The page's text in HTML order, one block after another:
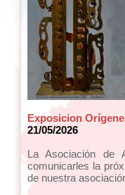
Exposicion
21/05/2026
La Asociación de
comunicarles la
de nuestra